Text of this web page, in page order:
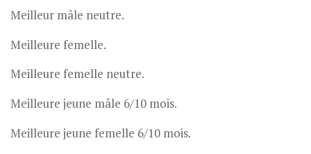
Meilleur mâle neutre.
Meilleure femelle.
Meilleure femelle neutre.
Meilleure jeune mâle 6/10 mois.
Meilleure jeune femelle 6/10 mois.